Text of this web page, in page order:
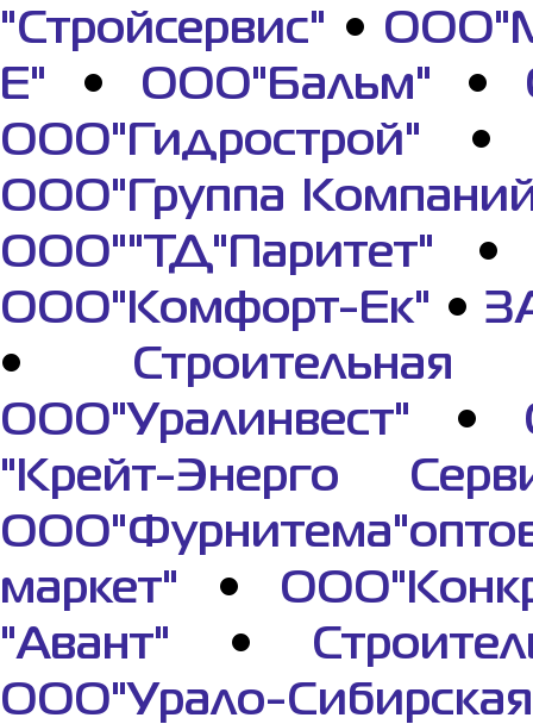
"Стройсервис" •
Е" • ООО"Бальм" •
ООО"Гидрострой"
ООО"Группа
ООО""ТД"Паритет"
ООО"Комфорт-Ек" •
• Строительная
ООО"Уралинвест" •
"Крейт-Энерго
маркет" •
"Авант" •
ООО"Урало-